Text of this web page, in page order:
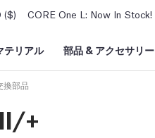
($) CORE One L: Now In Stock!
テリアル 部品 & アクセサリー
部品
+